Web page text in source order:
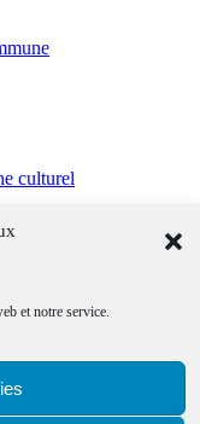
et notre service.
culturel